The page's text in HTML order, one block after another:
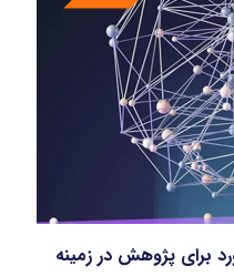
برای پژوهش در زمینه